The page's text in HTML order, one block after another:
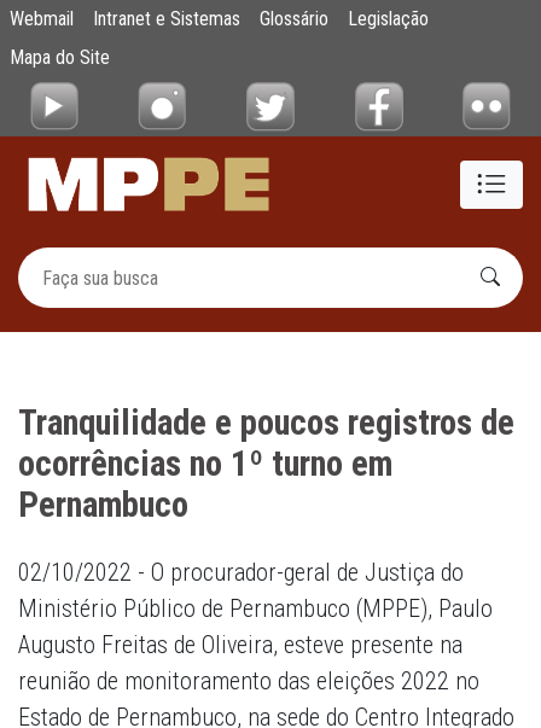
Pular para o Conteúdo principal
Tranquilidade e poucos registros de
Webmail Intranet e Sistemas Glossário
Legislação
Mapa do Site
Tranquilidade e poucos registros de
ocorrências no 1º turno em
Pernambuco
02/10/2022 - O procurador-geral de Justiça do
Ministério Público de Pernambuco (MPPE), Paulo
Augusto Freitas de Oliveira, esteve presente na
reunião de monitoramento das eleições 2022 no
Estado de Pernambuco, na sede do Centro Integrado